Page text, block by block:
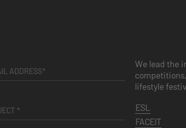
We lead the
lifestyle
ESL
FACEIT